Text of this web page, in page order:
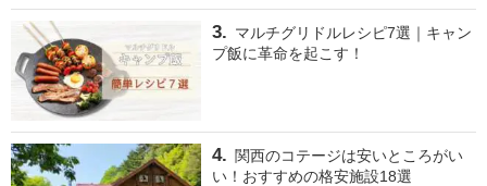
マルチグリドルレシピ7選｜キャン
プ飯に革命を起こす！
関西のコテージは安いところがい
い！おすすめの格安施設18選